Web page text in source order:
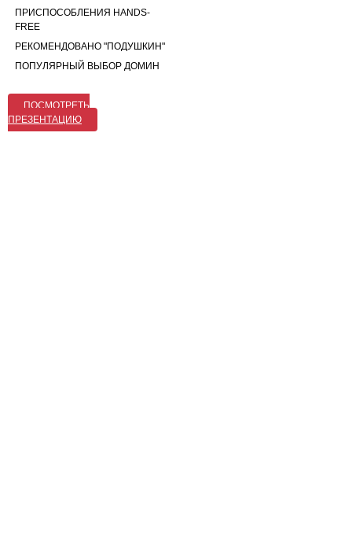
ПРИСПОСОБЛЕНИЯ HANDS-
FREE
РЕКОМЕНДОВАНО "ПОДУШКИН"
ПОПУЛЯРНЫЙ ВЫБОР ДОМИН
ПОСМОТРЕТЬ
ПРЕЗЕНТАЦИЮ